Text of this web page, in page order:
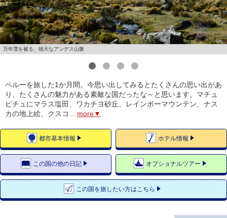
万年雪を被る、雄大なアンデス山脈
ペルーを旅した1か月間。今思い出してみるとたくさんの思い出があ
り、たくさんの魅力がある素敵な国だったな～と思います。マチュ
ピチュにマラス塩田、ワカチヨ砂丘、レインボーマウンテン、ナス
カの地上絵、クスコ ... more▼
都市基本情報 ホテル情報
この国の他の日記 オプショナルツアー
この国を旅したい方はこちら